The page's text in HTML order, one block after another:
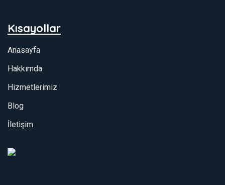
Kısayollar
Anasayfa
Hakkımda
Hizmetlerimiz
Blog
İletişim